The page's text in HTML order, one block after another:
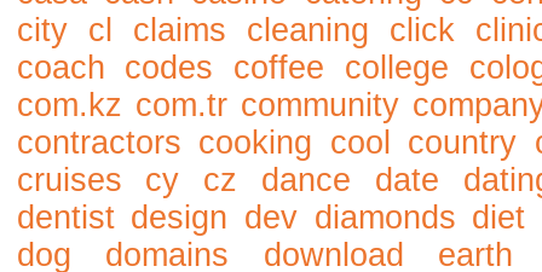
city
cl claims cleaning click
coach codes coffee college
com.kz com.tr community
contractors cooking cool country
cruises
cy cz dance date
dentist design dev diamonds diet
dog
domains download
earth